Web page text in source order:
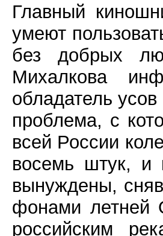
Главный
умеют
без добрых
Михалкова
обладатель усов
проблема, с
всей России
восемь штук, и
вынуждены,
фонами летней
российским